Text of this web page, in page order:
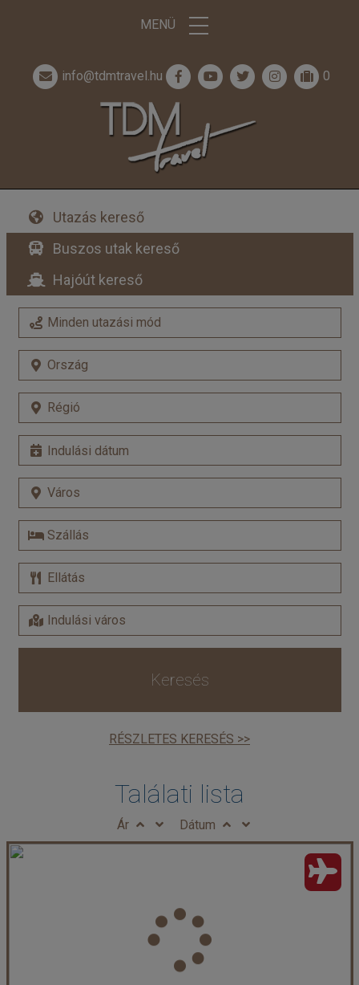
MENÜ
info@tdmtravel.hu 0
Utazás kereső
Buszos utak kereső
Hajóút kereső
Keresés
RÉSZLETES KERESÉS >>
Találati lista
Ár Dátum